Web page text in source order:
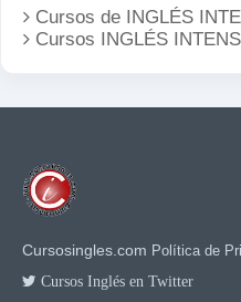
Cursos de INGLÉS
Cursos INGLÉS
Cursosingles.com Política de
Cursos Inglés en Twitter